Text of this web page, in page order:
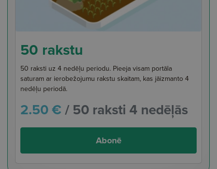
50 rakstu
50 raksti uz 4 nedēļu periodu. Pieeja visam portāla
saturam ar ierobežojumu rakstu skaitam, kas jāizmanto 4
nedēļu periodā.
2.50 €/ 50 raksti 4 nedēļās
Abonē